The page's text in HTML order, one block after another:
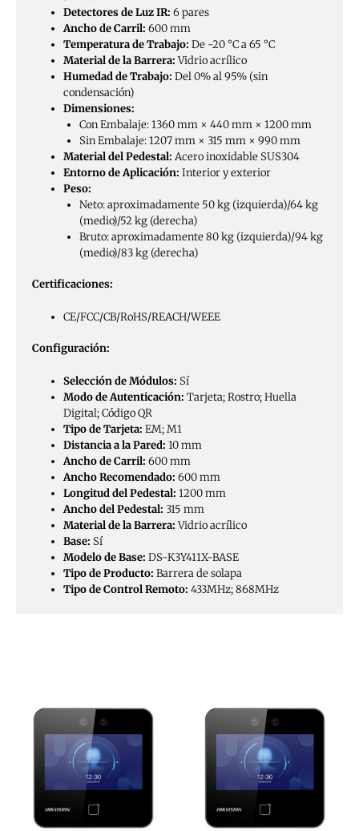
Detectores de Luz IR: 6 pares
Ancho de Carril: 600 mm
Temperatura de Trabajo: De -20 °C a 65 °C
Material de la Barrera:Vidrio acrílico
Humedad de Trabajo: Del 0% al 95% (sin
condensación)
Dimensiones:
Con Embalaje: 1360 mm × 440 mm × 1200 mm
Sin Embalaje: 1207 mm × 315 mm × 990 mm
Material del Pedestal: Acero inoxidable SUS304
Entorno de Aplicación: Interior y exterior
Peso:
Neto: aproximadamente 50 kg (izquierda)/64 kg
(medio)/52 kg (derecha)
Bruto: aproximadamente 80 kg (izquierda)/94 kg
(medio)/83 kg (derecha)
Certificaciones:
CE/FCC/CB/RoHS/REACH/WEEE
Configuración:
Selección de Módulos: Sí
Modo de Autenticación: Tarjeta; Rostro; Huella
Digital; Código QR
Tipo de Tarjeta: EM; M1
Distancia a la Pared: 10 mm
Ancho de Carril: 600 mm
Ancho Recomendado: 600 mm
Longitud del Pedestal: 1200 mm
Ancho del Pedestal: 315 mm
Material de la Barrera:Vidrio acrílico
Base: Sí
Modelo de Base: DS-K3Y411X-BASE
Tipo de Producto: Barrera de solapa
Tipo de Control Remoto: 433MHz; 868MHz